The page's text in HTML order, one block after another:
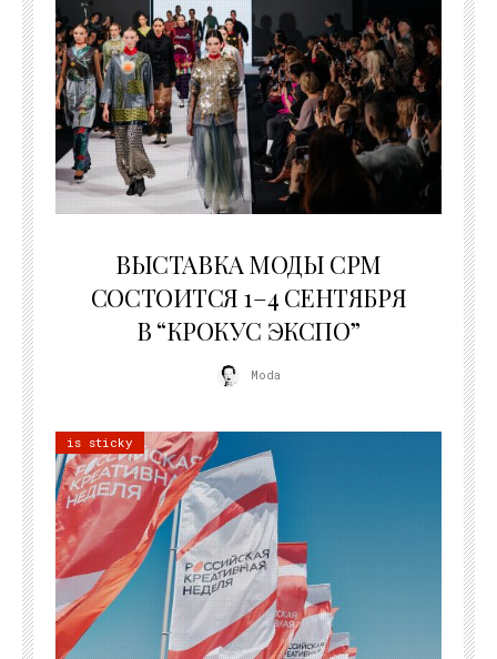
ВЫСТАВКА МОДЫ CPM
СОСТОИТСЯ 1–4 СЕНТЯБРЯ
В “КРОКУС ЭКСПО”
Moda
is sticky